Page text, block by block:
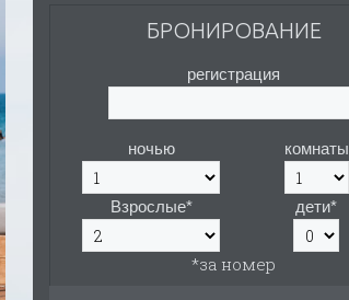
БРОНИРОВАНИЕ
регистрация
ночью комнаты
Взрослые* дети*
*за номер